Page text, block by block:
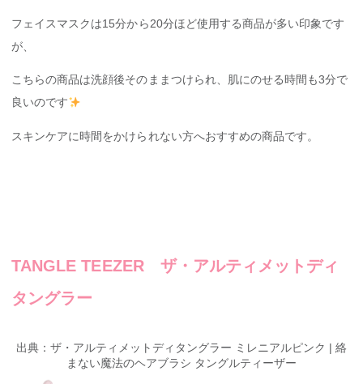
フェイスマスクは15分から20分ほど使用する商品が多い印象です
が、
こちらの商品は洗顔後そのままつけられ、肌にのせる時間も3分で
良いのです
スキンケアに時間をかけられない方へおすすめの商品です。
TANGLE TEEZER ザ・アルティメットディ
タングラー
出典：ザ・アルティメットディタングラー ミレニアルピンク | 絡
まない魔法のヘアブラシ タングルティーザー